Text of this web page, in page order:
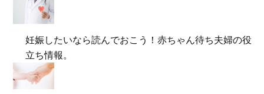
妊娠したいなら読んでおこう！赤ちゃん待ち夫婦の役
立ち情報。